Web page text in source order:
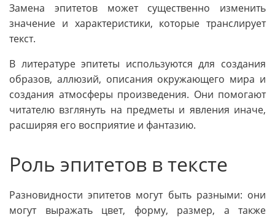
Замена эпитетов может существенно изменить
значение и характеристики, которые транслирует
текст.
В литературе эпитеты используются для создания
образов, аллюзий, описания окружающего мира и
создания атмосферы произведения. Они помогают
читателю взглянуть на предметы и явления иначе,
расширяя его восприятие и фантазию.
Роль эпитетов в тексте
Разновидности эпитетов могут быть разными: они
могут выражать цвет, форму, размер, а также